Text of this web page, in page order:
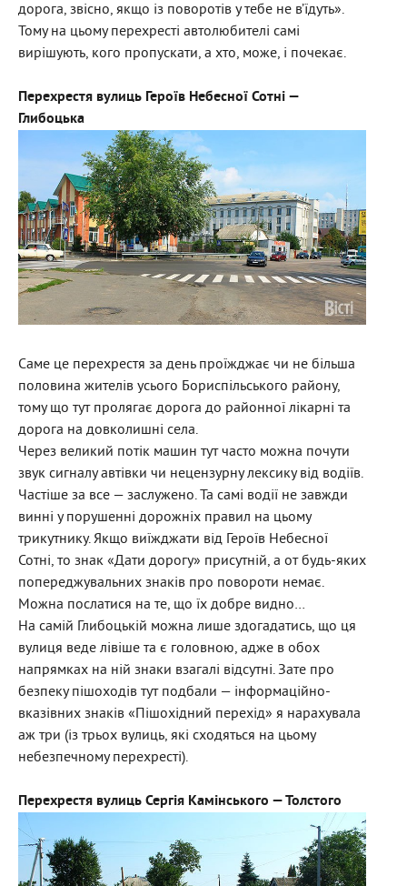
дорога, звісно, якщо із поворотів у тебе не в’їдуть».
Тому на цьому перехресті автолюбителі самі
вирішують, кого пропускати, а хто, може, і почекає.
Перехрестя вулиць Героїв Небесної Сотні —
Глибоцька
Саме це перехрестя за день проїжджає чи не більша
половина жителів усього Бориспільського району,
тому що тут пролягає дорога до районної лікарні та
дорога на довколишні села.
Через великий потік машин тут часто можна почути
звук сигналу автівки чи нецензурну лексику від водіїв.
Частіше за все — заслужено. Та самі водії не завжди
винні у порушенні дорожніх правил на цьому
трикутнику. Якщо виїжджати від Героїв Небесної
Сотні, то знак «Дати дорогу» присутній, а от будь-яких
попереджувальних знаків про повороти немає.
Можна послатися на те, що їх добре видно…
На самій Глибоцькій можна лише здогадатись, що ця
вулиця веде лівіше та є головною, адже в обох
напрямках на ній знаки взагалі відсутні. Зате про
безпеку пішоходів тут подбали — інформаційно-
вказівних знаків «Пішохідний перехід» я нарахувала
аж три (із трьох вулиць, які сходяться на цьому
небезпечному перехресті).
Перехрестя вулиць Сергія Камінського — Толстого